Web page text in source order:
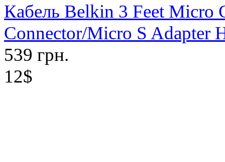
Кабель Belkin 3 Feet Micro
Connector/Micro S Adapter
539 грн.
12$